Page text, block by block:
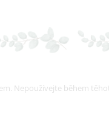
Nepoužívejte během